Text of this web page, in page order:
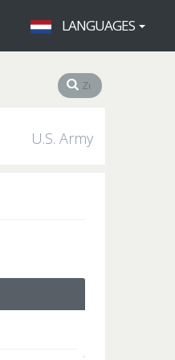
LANGUAGES
U.S. Army